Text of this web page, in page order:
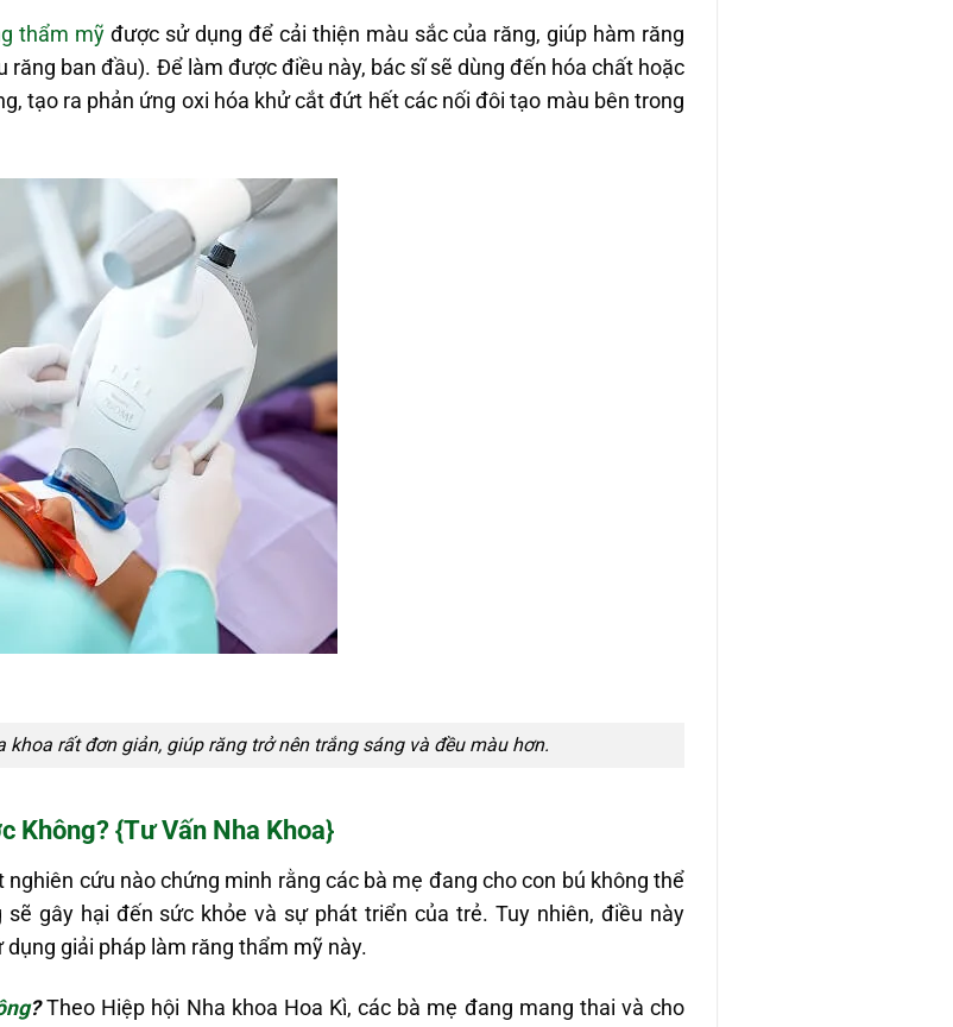
thẩm mỹđược sử dụng để cải thiện màu sắc của răng, giúp hàm răng
ban đầu). Để làm được điều này, bác sĩ sẽ dùng đến hóa chất hoặc
tạo ra phản ứng oxi hóa khử cắt đứt hết các nối đôi tạo màu bên trong
khoa rất đơn giản, giúp răng trở nên trắng sáng và đều màu hơn.
Không? {Tư Vấn Nha Khoa}
cứu nào chứng minh rằng các bà mẹ đang cho con bú không thể
gây hại đến sức khỏe và sự phát triển của trẻ. Tuy nhiên, điều này
giải pháp làm răng thẩm mỹ này.
?Theo Hiệp hội Nha khoa Hoa Kì, các bà mẹ đang mang thai và cho